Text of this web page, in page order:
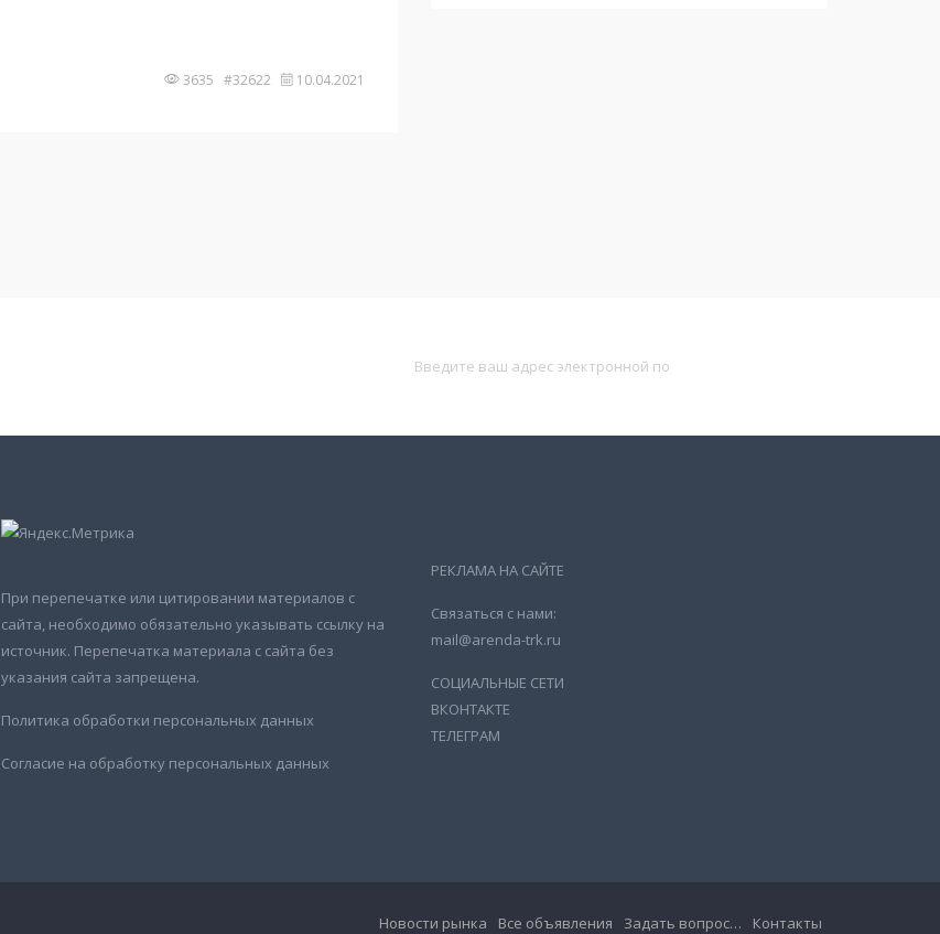
3635 #32622 10.04.2021
При перепечатке или цитировании материалов с
сайта, необходимо обязательно указывать ссылку на
источник. Перепечатка материала с сайта без
указания сайта запрещена.
Политика обработки персональных данных
Согласие на обработку персональных данных
РЕКЛАМА НА САЙТЕ
Связаться с нами:
mail@arenda-trk.ru
СОЦИАЛЬНЫЕ СЕТИ
ВКОНТАКТЕ
ТЕЛЕГРАМ
Новости рынка Все объявления Задать вопрос… Контакты